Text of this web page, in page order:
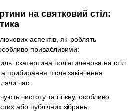
на святковий стіл:
аспектів, які роблять
привабливими:
скатертина поліетиленова на стіл
прибирання після закінчення
час.
чистоту та гігієну, особливо
або публічних зібрань.